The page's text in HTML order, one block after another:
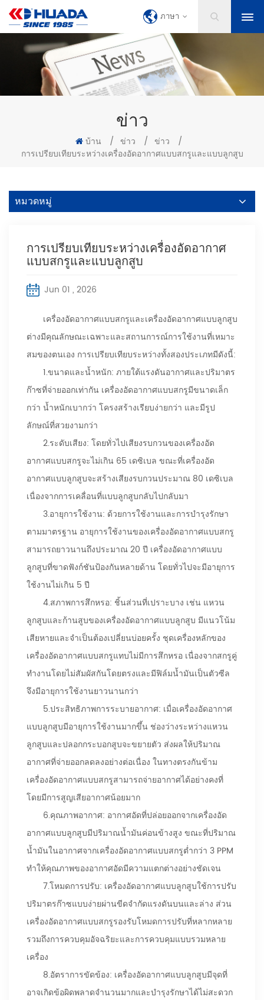
ภาษา
ข่าว
บ้าน / ข่าว / ข่าว
/
การเปรียบเทียบระหว่างเครื่องอัดอากาศแบบสกรูและแบบลูกสูบ
หมวดหมู่
การเปรียบเทียบระหว่างเครื่องอัดอากาศ
แบบสกรูและแบบลูกสูบ
Jun 01 , 2026
เครื่องอัดอากาศแบบสกรูและเครื่องอัดอากาศแบบลูกสูบ
ต่างมีคุณลักษณะเฉพาะและสถานการณ์การใช้งานที่เหมาะ
สมของตนเอง การเปรียบเทียบระหว่างทั้งสองประเภทมีดังนี้:
1.ขนาดและน้ำหนัก: ภายใต้แรงดันอากาศและปริมาตร
ก๊าซที่จ่ายออกเท่ากัน เครื่องอัดอากาศแบบสกรูมีขนาดเล็ก
กว่า น้ำหนักเบากว่า โครงสร้างเรียบง่ายกว่า และมีรูป
ลักษณ์ที่สวยงามกว่า
2.ระดับเสียง: โดยทั่วไปเสียงรบกวนของเครื่องอัด
อากาศแบบสกรูจะไม่เกิน 65 เดซิเบล ขณะที่เครื่องอัด
อากาศแบบลูกสูบจะสร้างเสียงรบกวนประมาณ 80 เดซิเบล
เนื่องจากการเคลื่อนที่แบบลูกสูบกลับไปกลับมา
3.อายุการใช้งาน: ด้วยการใช้งานและการบำรุงรักษา
ตามมาตรฐาน อายุการใช้งานของเครื่องอัดอากาศแบบสกรู
สามารถยาวนานถึงประมาณ 20 ปี เครื่องอัดอากาศแบบ
ลูกสูบที่ขาดฟังก์ชันป้องกันหลายด้าน โดยทั่วไปจะมีอายุการ
ใช้งานไม่เกิน 5 ปี
4.สภาพการสึกหรอ: ชิ้นส่วนที่เปราะบาง เช่น แหวน
ลูกสูบและก้านสูบของเครื่องอัดอากาศแบบลูกสูบ มีแนวโน้ม
เสียหายและจำเป็นต้องเปลี่ยนบ่อยครั้ง ชุดเครื่องหลักของ
เครื่องอัดอากาศแบบสกรูแทบไม่มีการสึกหรอ เนื่องจากสกรูคู่
ทำงานโดยไม่สัมผัสกันโดยตรงและมีฟิล์มน้ำมันเป็นตัวซีล
จึงมีอายุการใช้งานยาวนานกว่า
5.ประสิทธิภาพการระบายอากาศ: เมื่อเครื่องอัดอากาศ
แบบลูกสูบมีอายุการใช้งานมากขึ้น ช่องว่างระหว่างแหวน
ลูกสูบและปลอกกระบอกสูบจะขยายตัว ส่งผลให้ปริมาณ
อากาศที่จ่ายออกลดลงอย่างต่อเนื่อง ในทางตรงกันข้าม
เครื่องอัดอากาศแบบสกรูสามารถจ่ายอากาศได้อย่างคงที่
โดยมีการสูญเสียอากาศน้อยมาก
6.คุณภาพอากาศ: อากาศอัดที่ปล่อยออกจากเครื่องอัด
อากาศแบบลูกสูบมีปริมาณน้ำมันค่อนข้างสูง ขณะที่ปริมาณ
น้ำมันในอากาศจากเครื่องอัดอากาศแบบสกรูต่ำกว่า 3 PPM
ทำให้คุณภาพของอากาศอัดมีความแตกต่างอย่างชัดเจน
7.โหมดการปรับ: เครื่องอัดอากาศแบบลูกสูบใช้การปรับ
ปริมาตรก๊าซแบบง่ายผ่านขีดจำกัดแรงดันบนและล่าง ส่วน
เครื่องอัดอากาศแบบสกรูรองรับโหมดการปรับที่หลากหลาย
รวมถึงการควบคุมอัจฉริยะและการควบคุมแบบรวมหลาย
เครื่อง
8.อัตราการขัดข้อง: เครื่องอัดอากาศแบบลูกสูบมีจุดที่
อาจเกิดข้อผิดพลาดจำนวนมากและบำรุงรักษาได้ไม่สะดวก